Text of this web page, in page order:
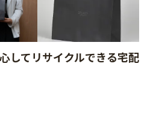
してリサイクルできる宅配